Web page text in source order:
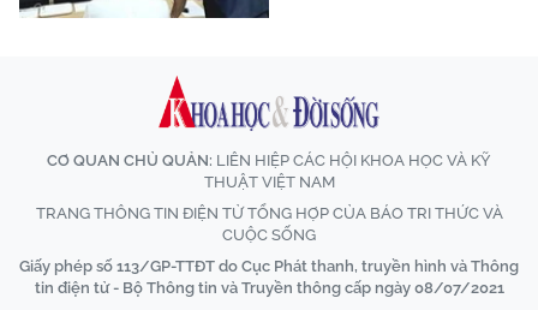
CƠ QUAN CHỦ QUẢN: LIÊN HIỆP CÁC HỘI KHOA HỌC VÀ KỸ
THUẬT VIỆT NAM
TRANG THÔNG TIN ĐIỆN TỬ TỔNG HỢP CỦA BÁO TRI THỨC VÀ
CUỘC SỐNG
Giấy phép số 113/GP-TTĐT do Cục Phát thanh, truyền hình và Thông
tin điện tử - Bộ Thông tin và Truyền thông cấp ngày 08/07/2021